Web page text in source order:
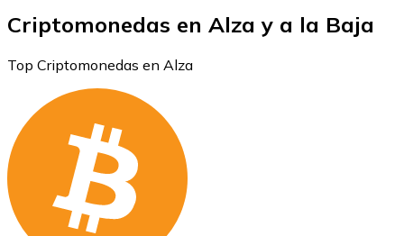
Criptomonedas en Alza y a la Baja
Top Criptomonedas en Alza